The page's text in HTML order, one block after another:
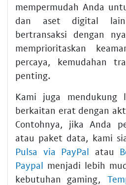
mempermudah Anda
dan aset digital
bertransaksi dengan
memprioritaskan
percaya, kemudahan
penting.
Kami juga mendukung
berkaitan erat dengan
Contohnya, jika Anda
atau paket data, kami
Pulsa via PayPal atau
Paypal menjadi lebih
kebutuhan gaming,